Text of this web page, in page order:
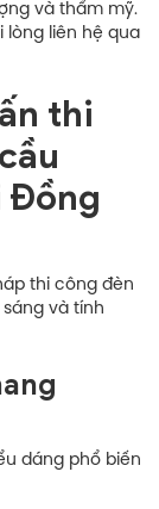
và thẩm mỹ.
lòng liên hệ qua
thi
Đồng
thi công đèn
và tính
dáng phổ biến